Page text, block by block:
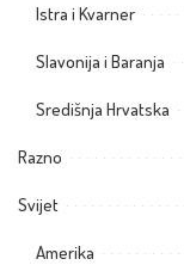
Istra i Kvarner
Slavonija i Baranja
Središnja Hrvatska
Razno
Svijet
Amerika